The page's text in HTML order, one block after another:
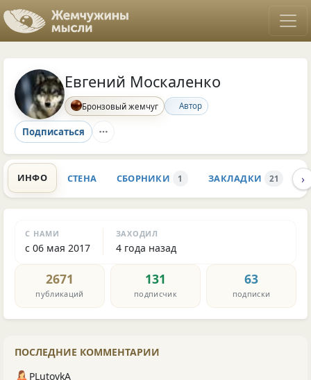
Евгений Москаленко
Бронзовый жемчуг Автор
Подписаться
ИНФО СТЕНА СБОРНИКИ 1 ЗАКЛАДКИ 21 ›
С НАМИ
с 06 мая 2017
ЗАХОДИЛ
4 года назад
2671
публикаций
131
подписчик
63
подписки
ПОСЛЕДНИЕ КОММЕНТАРИИ
PLutоvkА